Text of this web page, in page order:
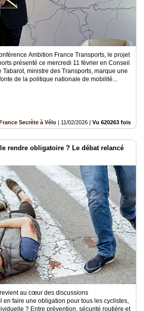
Ambition France Transports, le projet
présenté ce mercredi 11 février en Conseil
ministre des Transports, marque une
de la politique nationale de mobilité...
Secrète à Vélo | 11/02/2026 | Vu 620263 fois
rendre obligatoire ? Le débat relancé
au cœur des discussions
en faire une obligation pour tous les cyclistes,
? Entre prévention, sécurité routière et